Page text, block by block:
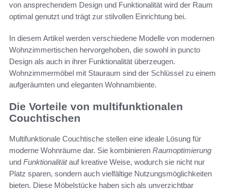
von ansprechendem Design und Funktionalität wird der Raum
optimal genutzt und trägt zur stilvollen Einrichtung bei.
In diesem Artikel werden verschiedene Modelle von modernen
Wohnzimmertischen hervorgehoben, die sowohl in puncto
Design als auch in ihrer Funktionalität überzeugen.
Wohnzimmermöbel mit Stauraum sind der Schlüssel zu einem
aufgeräumten und eleganten Wohnambiente.
Die Vorteile von multifunktionalen
Couchtischen
Multifunktionale Couchtische stellen eine ideale Lösung für
moderne Wohnräume dar. Sie kombinieren Raumoptimierung
und Funktionalitätauf kreative Weise, wodurch sie nicht nur
Platz sparen, sondern auch vielfältige Nutzungsmöglichkeiten
bieten. Diese Möbelstücke haben sich als unverzichtbar